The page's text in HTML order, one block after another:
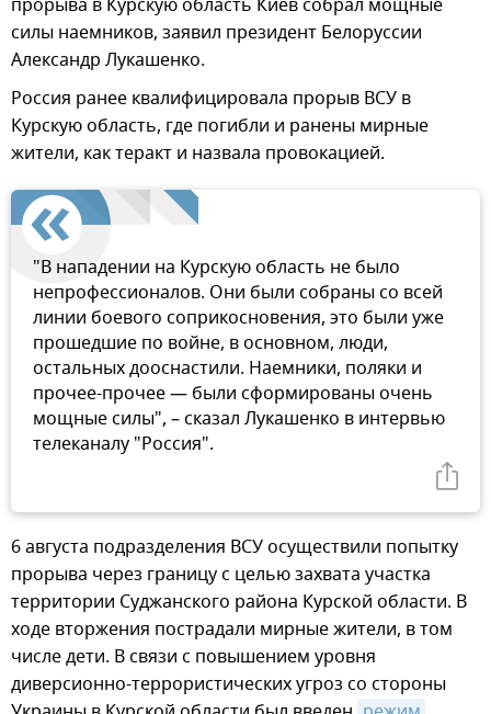
прорыва в Курскую область Киев собрал мощные
силы наемников, заявил президент Белоруссии
Александр Лукашенко.
Россия ранее квалифицировала прорыв ВСУ в
Курскую область, где погибли и ранены мирные
жители, как теракт и назвала провокацией.
"В нападении на Курскую область не было
непрофессионалов. Они были собраны со всей
линии боевого соприкосновения, это были уже
прошедшие по войне, в основном, люди,
остальных дооснастили. Наемники, поляки и
прочее-прочее — были сформированы очень
мощные силы", – сказал Лукашенко в интервью
телеканалу "Россия".
6 августа подразделения ВСУ осуществили попытку
прорыва через границу с целью захвата участка
территории Суджанского района Курской области. В
ходе вторжения пострадали мирные жители, в том
числе дети. В связи с повышением уровня
диверсионно-террористических угроз со стороны